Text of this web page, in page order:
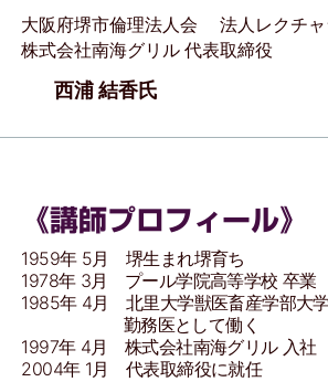
大阪府堺市倫理法人会 法人レクチャ
株式会社南海グリル 代表取締役
西浦 結香氏
《講師プロフィール》
1959年 5月 堺生まれ堺育ち
1978年 3月 プール学院高等学校 卒業
1985年 4月 北里大学獣医畜産学部大
勤務医として働く
1997年 4月 株式会社南海グリル 入社
2004年 1月 代表取締役に就任